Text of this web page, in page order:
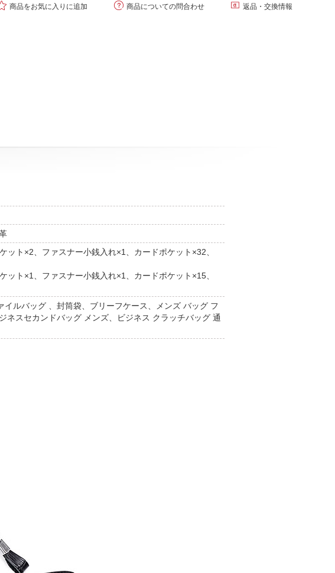
商品をお気に入りに追加  商品についての問合わせ  返品・交換情報
ト×2、ファスナー小銭入れ×1、カードポケット×32、
ト×1、ファスナー小銭入れ×1、カードポケット×15、
ルバッグ 、封筒袋、ブリーフケース、メンズ バッグ フ
ネスセカンドバッグ メンズ、ビジネス クラッチバッグ 通